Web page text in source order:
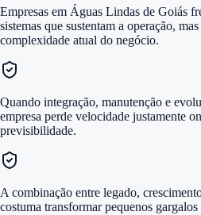
Empresas em Águas Lindas de Goiás
sistemas que sustentam a operação,
complexidade atual do negócio.
Quando integração, manutenção e
empresa perde velocidade justamente
previsibilidade.
A combinação entre legado,
costuma transformar pequenos